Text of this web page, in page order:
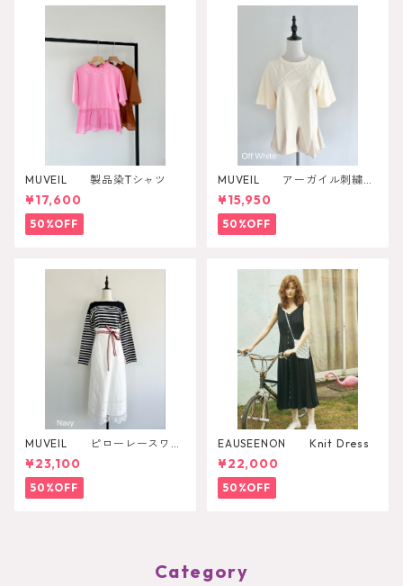
MUVEIL 製品染Tシャツ
¥17,600
50%OFF
MUVEIL アーガイル刺繍カ
ットソー
¥15,950
50%OFF
MUVEIL ピローレースワン
ピース
¥23,100
50%OFF
EAUSEENON Knit Dress
¥22,000
50%OFF
Category